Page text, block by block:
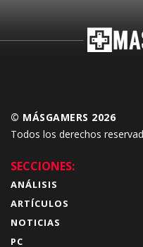
© MÁSGAMERS 2026
Todos los derechos
SECCIONES:
ANÁLISIS
ARTÍCULOS
NOTICIAS
PC